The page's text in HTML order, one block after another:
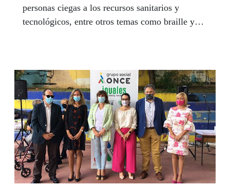
personas ciegas a los recursos sanitarios y
tecnológicos, entre otros temas como braille y